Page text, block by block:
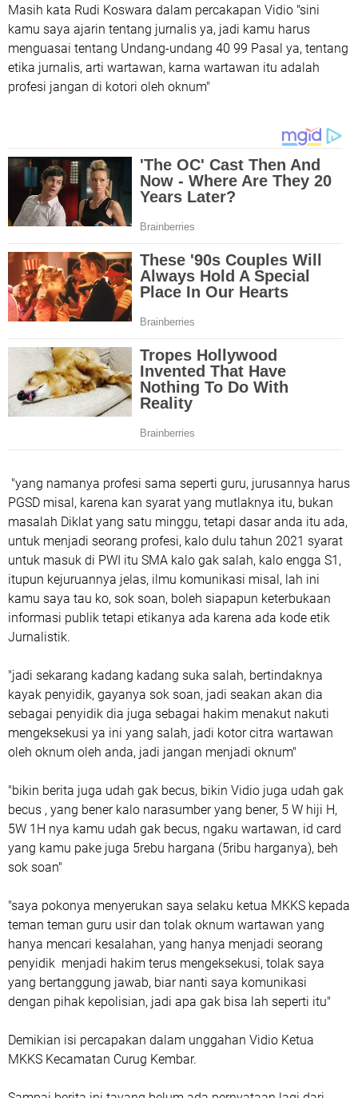
Masih kata Rudi Koswara dalam percakapan Vidio "sini
kamu saya ajarin tentang jurnalis ya, jadi kamu harus
menguasai tentang Undang-undang 40 99 Pasal ya, tentang
etika jurnalis, arti wartawan, karna wartawan itu adalah
profesi jangan di kotori oleh oknum"
"yang namanya profesi sama seperti guru, jurusannya harus
PGSD misal, karena kan syarat yang mutlaknya itu, bukan
masalah Diklat yang satu minggu, tetapi dasar anda itu ada,
untuk menjadi seorang profesi, kalo dulu tahun 2021 syarat
untuk masuk di PWI itu SMA kalo gak salah, kalo engga S1,
itupun kejuruannya jelas, ilmu komunikasi misal, lah ini
kamu saya tau ko, sok soan, boleh siapapun keterbukaan
informasi publik tetapi etikanya ada karena ada kode etik
Jurnalistik.
"jadi sekarang kadang kadang suka salah, bertindaknya
kayak penyidik, gayanya sok soan, jadi seakan akan dia
sebagai penyidik dia juga sebagai hakim menakut nakuti
mengeksekusi ya ini yang salah, jadi kotor citra wartawan
oleh oknum oleh anda, jadi jangan menjadi oknum"
"bikin berita juga udah gak becus, bikin Vidio juga udah gak
becus , yang bener kalo narasumber yang bener, 5 W hiji H,
5W 1H nya kamu udah gak becus, ngaku wartawan, id card
yang kamu pake juga 5rebu hargana (5ribu harganya), beh
sok soan"
"saya pokonya menyerukan saya selaku ketua MKKS kepada
teman teman guru usir dan tolak oknum wartawan yang
hanya mencari kesalahan, yang hanya menjadi seorang
penyidik menjadi hakim terus mengeksekusi, tolak saya
yang bertanggung jawab, biar nanti saya komunikasi
dengan pihak kepolisian, jadi apa gak bisa lah seperti itu"
Demikian isi percapakan dalam unggahan Vidio Ketua
MKKS Kecamatan Curug Kembar.